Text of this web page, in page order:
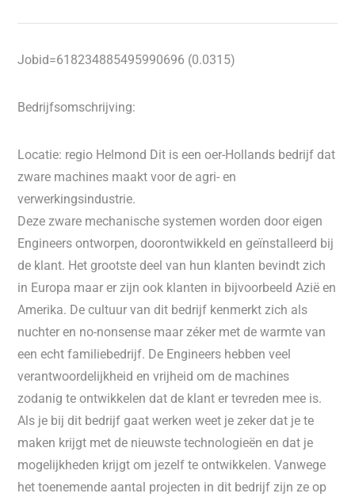
Jobid=618234885495990696 (0.0315)
Bedrijfsomschrijving:
Locatie: regio Helmond Dit is een oer-Hollands bedrijf dat
zware machines maakt voor de agri- en
verwerkingsindustrie.
Deze zware mechanische systemen worden door eigen
Engineers ontworpen, doorontwikkeld en geïnstalleerd bij
de klant. Het grootste deel van hun klanten bevindt zich
in Europa maar er zijn ook klanten in bijvoorbeeld Azië en
Amerika. De cultuur van dit bedrijf kenmerkt zich als
nuchter en no-nonsense maar zéker met de warmte van
een echt familiebedrijf. De Engineers hebben veel
verantwoordelijkheid en vrijheid om de machines
zodanig te ontwikkelen dat de klant er tevreden mee is.
Als je bij dit bedrijf gaat werken weet je zeker dat je te
maken krijgt met de nieuwste technologieën en dat je
mogelijkheden krijgt om jezelf te ontwikkelen. Vanwege
het toenemende aantal projecten in dit bedrijf zijn ze op